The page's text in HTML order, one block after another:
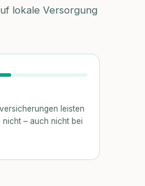
lokale Versorgung
leisten
nicht – auch nicht bei